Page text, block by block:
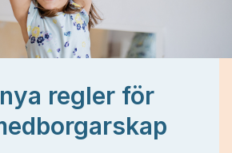
regler för